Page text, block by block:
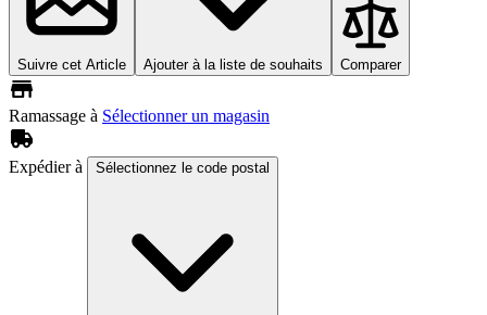
Suivre cet Article Ajouter à la liste de souhaits Comparer
Ramassage à Sélectionner un magasin
Expédier à Sélectionnez le code postal